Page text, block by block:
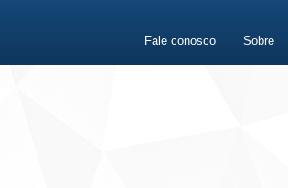
Fale conosco Sobre